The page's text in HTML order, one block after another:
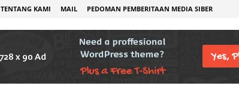
TENTANG KAMI MAIL PEDOMAN PEMBERITAAN MEDIA SIBER